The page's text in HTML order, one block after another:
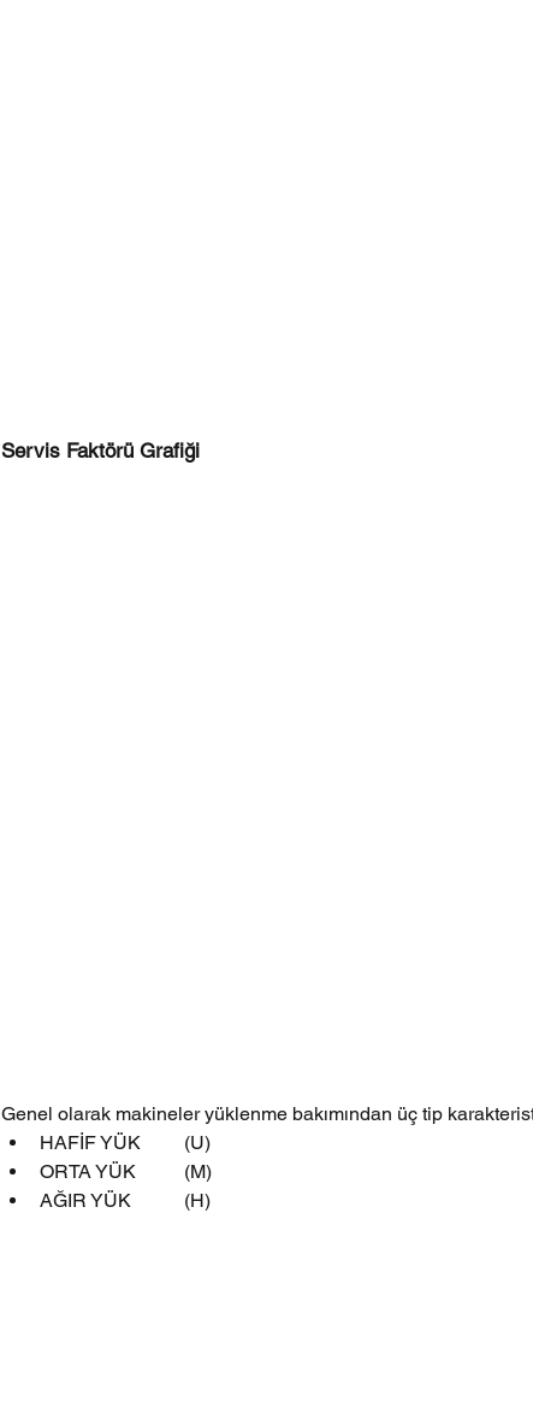
Servis Faktörü Grafiği
Genel olarak makineler yüklenme bakımından üç tip
HAFİF YÜK	(U)
ORTA YÜK 	(M)
AĞIR YÜK 	(H)